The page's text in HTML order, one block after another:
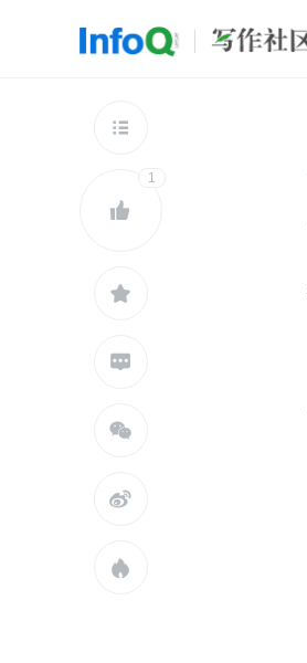
查看更多


1




